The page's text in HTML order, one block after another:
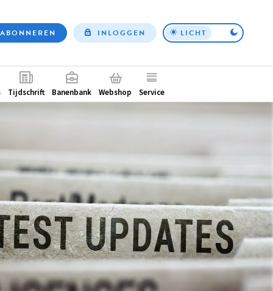
Top
ABONNEREN INLOGGEN LICHT
Tijdschrift Banenbank Webshop Service